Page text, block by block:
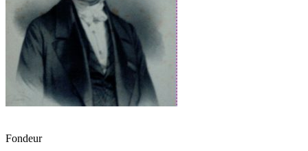
Fondeur